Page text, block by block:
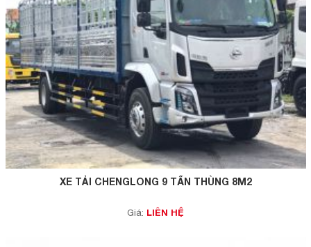
XE TẢI CHENGLONG 9 TẤN THÙNG 8M2
Giá: LIÊN HỆ